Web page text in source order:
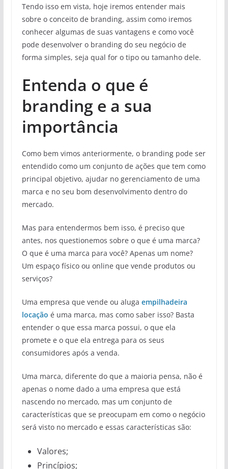
Tendo isso em vista, hoje iremos entender mais
sobre o conceito de branding, assim como iremos
conhecer algumas de suas vantagens e como você
pode desenvolver o branding do seu negócio de
forma simples, seja qual for o tipo ou tamanho dele.
Entenda o que é
branding e a sua
importância
Como bem vimos anteriormente, o branding pode ser
entendido como um conjunto de ações que tem como
principal objetivo, ajudar no gerenciamento de uma
marca e no seu bom desenvolvimento dentro do
mercado.
Mas para entendermos bem isso, é preciso que
antes, nos questionemos sobre o que é uma marca?
O que é uma marca para você? Apenas um nome?
Um espaço físico ou online que vende produtos ou
serviços?
Uma empresa que vende ou aluga empilhadeira
locação é uma marca, mas como saber isso? Basta
entender o que essa marca possui, o que ela
promete e o que ela entrega para os seus
consumidores após a venda.
Uma marca, diferente do que a maioria pensa, não é
apenas o nome dado a uma empresa que está
nascendo no mercado, mas um conjunto de
características que se preocupam em como o negócio
será visto no mercado e essas características são:
Valores;
Princípios;